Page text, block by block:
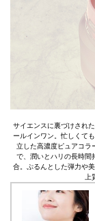
サイエンスに裏づけされ
ールインワン。忙しくて
立した高濃度ピュアコラ
で、潤いとハリの長時間
合。ぷるんとした弾力や